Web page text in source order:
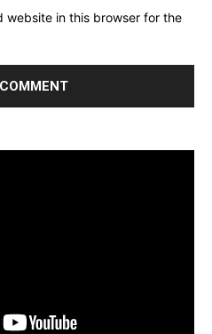
website in this browser for the